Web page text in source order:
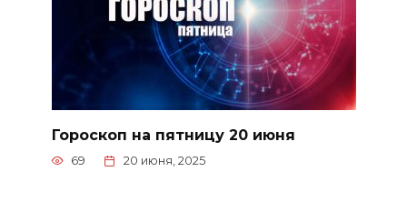
Гороскоп на пятницу 20 июня
69 20 июня, 2025